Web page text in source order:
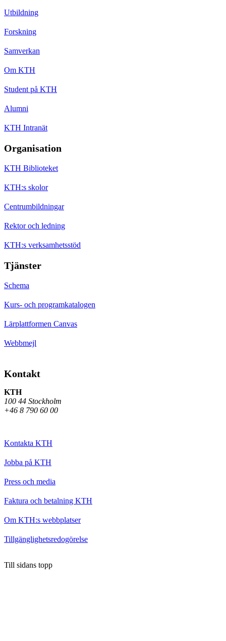
Utbildning
Forskning
Samverkan
Om KTH
Student på KTH
Alumni
KTH Intranät
Organisation
KTH Biblioteket
KTH:s skolor
Centrumbildningar
Rektor och ledning
KTH:s verksamhetsstöd
Tjänster
Schema
Kurs- och programkatalogen
Lärplattformen Canvas
Webbmejl
Kontakt
KTH
100 44 Stockholm
+46 8 790 60 00
Kontakta KTH
Jobba på KTH
Press och media
Faktura och betalning KTH
Om KTH:s webbplatser
Tillgänglighetsredogörelse
Till sidans topp